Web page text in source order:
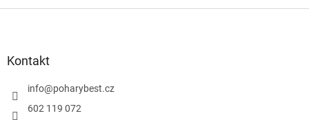
Kontakt
info@poharybest.cz
602 119 072